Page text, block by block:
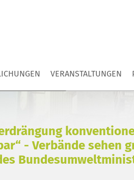
VERANSTALTUNGEN
- Verbände sehen